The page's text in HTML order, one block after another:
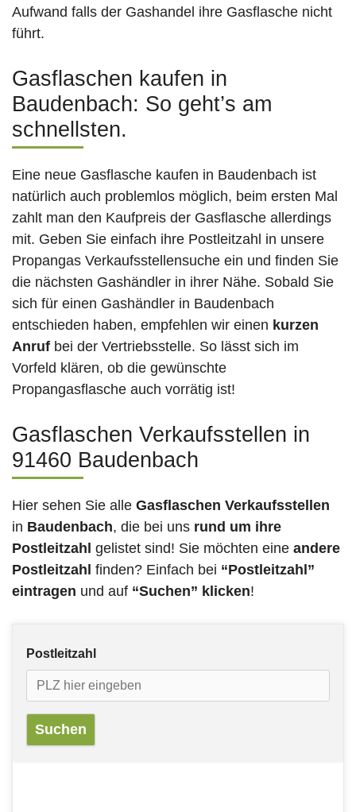
Aufwand falls der Gashandel ihre Gasflasche nicht
führt.
Gasflaschen kaufen in
Baudenbach: So geht’s am
schnellsten.
Eine neue Gasflasche kaufen in Baudenbach ist
natürlich auch problemlos möglich, beim ersten Mal
zahlt man den Kaufpreis der Gasflasche allerdings
mit. Geben Sie einfach ihre Postleitzahl in unsere
Propangas Verkaufsstellensuche ein und finden Sie
die nächsten Gashändler in ihrer Nähe. Sobald Sie
sich für einen Gashändler in Baudenbach
entschieden haben, empfehlen wir einen kurzen
Anruf bei der Vertriebsstelle. So lässt sich im
Vorfeld klären, ob die gewünschte
Propangasflasche auch vorrätig ist!
Gasflaschen Verkaufsstellen in
91460 Baudenbach
Hier sehen Sie alle Gasflaschen Verkaufsstellen
in Baudenbach, die bei uns rund um ihre
Postleitzahl gelistet sind! Sie möchten eine andere
Postleitzahl finden? Einfach bei “Postleitzahl”
eintragen und auf “Suchen” klicken!
Postleitzahl